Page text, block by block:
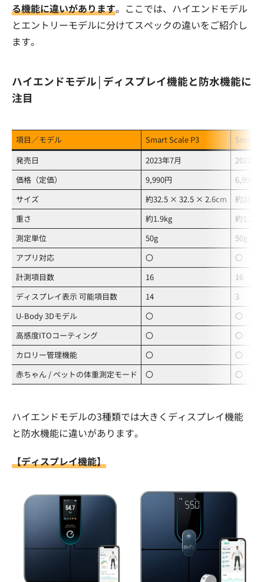
る機能に違いがあります。ここでは、ハイエンドモデル
とエントリーモデルに分けてスペックの違いをご紹介し
ます。
ハイエンドモデル│ディスプレイ機能と防水機能に
注目
項目／モデル Smart Scale P3
Smart
発売日
2023年7月
2022年
価格（定価）
9,990円
6,990円
サイズ
約32.5 × 32.5 × 2.6cm
約28.0
重さ
約1.9kg
約1.2kg
測定単位
50g
50g
アプリ対応
〇
〇
計測項目数
16
16
ディスプレイ表示 可能項目数
14
3
U-Body 3Dモデル
〇
〇
高感度ITOコーティング
〇
〇
カロリー管理機能
〇
〇
赤ちゃん / ペットの体重測定モード
〇 〇
ハイエンドモデルの3種類では大きくディスプレイ機能
と防水機能に違いがあります。
【ディスプレイ機能】